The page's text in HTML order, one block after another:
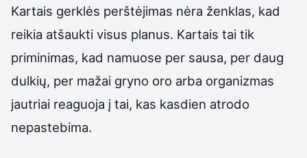
Kartais gerklės perštėjimas nėra ženklas, kad
reikia atšaukti visus planus. Kartais tai tik
priminimas, kad namuose per sausa, per daug
dulkių, per mažai gryno oro arba organizmas
jautriai reaguoja į tai, kas kasdien atrodo
nepastebima.